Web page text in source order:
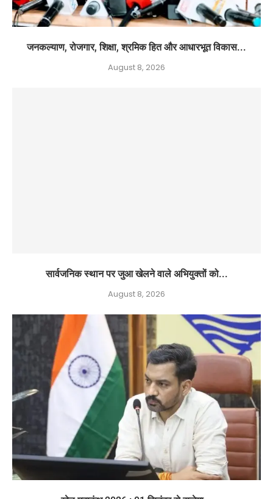
जनकल्याण, रोजगार, शिक्षा, श्रमिक हित और आधारभूत विकास...
August 8, 2026
सार्वजनिक स्थान पर जुआ खेलने वाले अभियुक्तों को...
August 8, 2026